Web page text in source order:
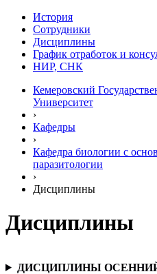
История
Сотрудники
Дисциплины
График отработок и
НИР, СНК
Кемеровский
Университет
›
Кафедры
›
Кафедра биологии с
паразитологии
›
Дисциплины
Дисциплины
ДИСЦИПЛИНЫ